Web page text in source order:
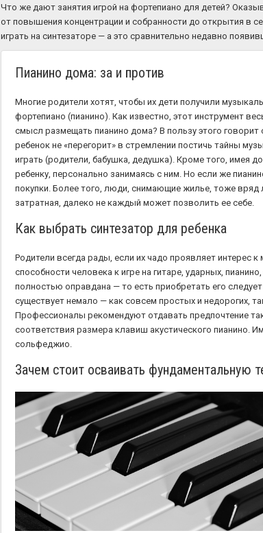
Что же дают занятия игрой на фортепиано для детей?
от повышения концентрации и собранности до открытия в
играть на синтезаторе — а это сравнительно недавно
Пианино дома: за и против
Многие родители хотят, чтобы их дети получили
фортепиано (пианино). Как известно, этот инструмент
смысл размещать пианино дома? В пользу этого
ребенок не «перегорит» в стремлении постичь тайны
играть (родители, бабушка, дедушка). Кроме того, имея
ребенку, персонально занимаясь с ним. Но если же
покупки. Более того, люди, снимающие жилье, тоже вряд
затратная, далеко не каждый может позволить ее себе.
Как выбрать синтезатор для ребенка
Родители всегда рады, если их чадо проявляет интерес
способности человека к игре на гитаре, ударных,
полностью оправдана — то есть приобретать его
существует немало — как совсем простых и недорогих,
Профессионалы рекомендуют отдавать предпочтение
соответствия размера клавиш акустического пианино.
сольфеджио.
Зачем стоит осваивать фундаментальную